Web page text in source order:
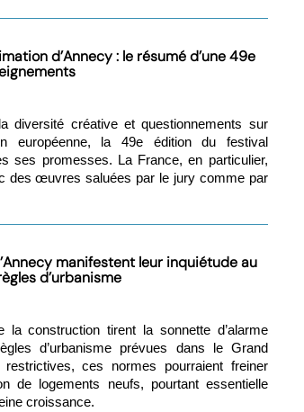
d’Annecy : le résumé d’une 49e
diversité créative et questionnements sur
européenne, la 49e édition du festival
ses promesses. La France, en particulier,
des œuvres saluées par le jury comme par
manifestent leur inquiétude au
d’urbanisme
la construction tirent la sonnette d’alarme
d’urbanisme prévues dans le Grand
ces normes pourraient freiner
de logements neufs, pourtant essentielle
croissance.